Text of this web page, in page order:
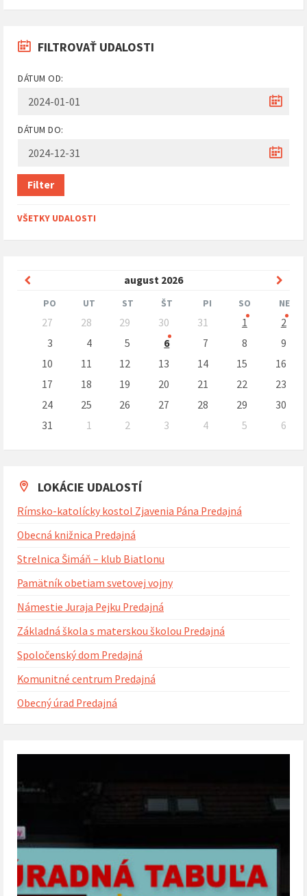
FILTROVAŤ UDALOSTI
DÁTUM OD:
DÁTUM DO:
Filter
VŠETKY UDALOSTI
august 2026
Predchádzajúci
mesiac
PO UT ST ŠT PI SO NE
Preskočit
kalendárne
27 28 29 30 31 1
2
3
4 5 6 7 8
9
10
11 12 13 14 15
16
17
18 19 20 21 22
23
24
25 26 27 28 29
30
31
1 2 3 4 5
6
na
dni
LOKÁCIE UDALOSTÍ
Rímsko-katolícky kostol Zjavenia Pána Predajná
Obecná knižnica Predajná
Strelnica Šimáň – klub Biatlonu
Pamätník obetiam svetovej vojny
Námestie Juraja Pejku Predajná
Základná škola s materskou školou Predajná
Spoločenský dom Predajná
Komunitné centrum Predajná
Obecný úrad Predajná